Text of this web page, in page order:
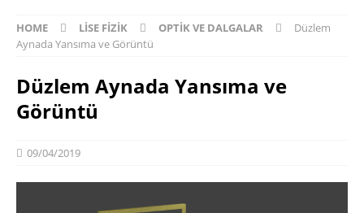
HOME LISE FIZIK OPTIK VE DALGALAR
Düzlem
Aynada Yansıma ve Görüntü
Düzlem Aynada Yansıma ve
Görüntü
09/04/2019